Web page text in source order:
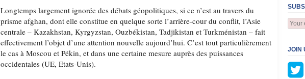
Longtemps largement ignorée des débats géopolitiques, si ce n’est au travers du
prisme afghan, dont elle constitue en quelque sorte l’arrière-cour du conflit, l’Asie
centrale – Kazakhstan, Kyrgyzstan, Ouzbékistan, Tadjikistan et Turkménistan – fait
effectivement l’objet d’une attention nouvelle aujourd’hui. C’est tout particulièrement
le cas à Moscou et Pékin, et dans une certaine mesure auprès des puissances
occidentales (UE, Etats-Unis).
JOIN